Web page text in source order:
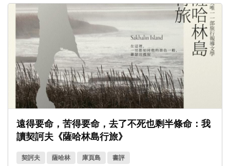
遠得要命，苦得要命，去了不死也剩半條命：我
讀契訶夫《薩哈林島行旅》
契訶夫 薩哈林 庫頁島 書評